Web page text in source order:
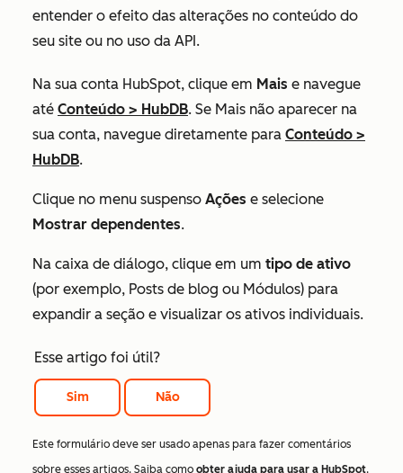
entender o efeito das alterações no conteúdo do
seu site ou no uso da API.
Na sua conta HubSpot, clique em Mais e navegue
até Conteúdo > HubDB. Se Mais não aparecer na
sua conta, navegue diretamente para Conteúdo >
HubDB.
Clique no menu suspenso Ações e selecione
Mostrar dependentes.
Na caixa de diálogo, clique em um tipo de ativo
(por exemplo, Posts de blog ou Módulos) para
expandir a seção e visualizar os ativos individuais.
Esse artigo foi útil?
Sim Não
Este formulário deve ser usado apenas para fazer comentários
sobre esses artigos. Saiba como obter ajuda para usar a HubSpot.